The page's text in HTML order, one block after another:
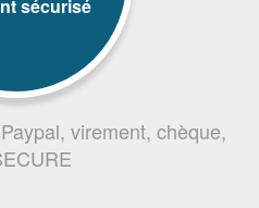
sécurisé
virement, chèque,